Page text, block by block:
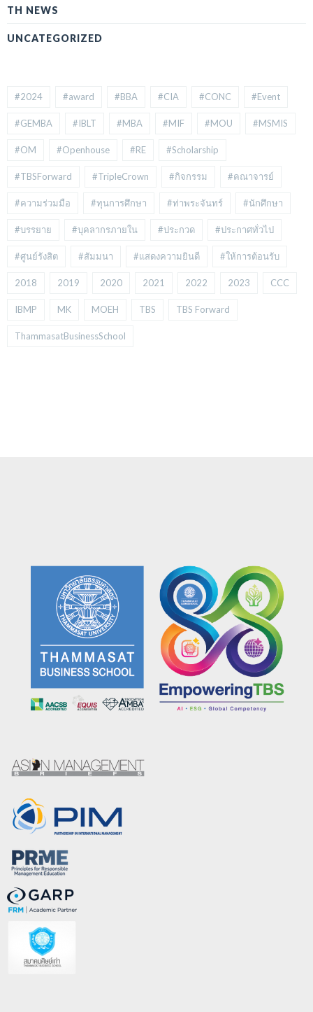
TH NEWS
UNCATEGORIZED
#2024 #award #BBA #CIA #CONC #Event
#GEMBA #IBLT #MBA #MIF #MOU #MSMIS
#OM #Openhouse #RE #Scholarship
#TBSForward #TripleCrown #กิจกรรม #คณาจารย์
#ความร่วมมือ #ทุนการศึกษา #ท่าพระจันทร์ #นักศึกษา
#บรรยาย #บุคลากรภายใน #ประกวด #ประกาศทั่วไป
#ศูนย์รังสิต #สัมมนา #แสดงความยินดี #ให้การต้อนรับ
2018 2019 2020 2021 2022 2023 CCC
IBMP MK MOEH TBS TBS Forward
ThammasatBusinessSchool